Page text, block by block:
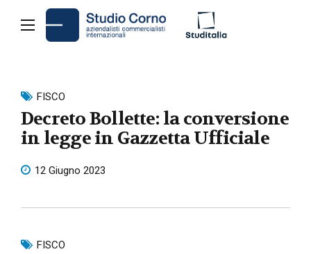
FISCO
Decreto Bollette: la conversione
in legge in Gazzetta Ufficiale
12 Giugno 2023
FISCO